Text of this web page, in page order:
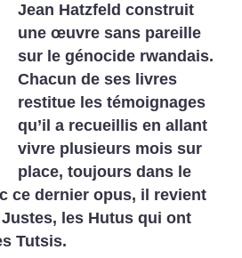
Jean Hatzfeld construit
une œuvre sans pareille
sur le génocide rwandais.
Chacun de ses livres
restitue les témoignages
qu’il a recueillis en allant
vivre plusieurs mois sur
place, toujours dans le
ce dernier opus, il revient
les Hutus qui ont
Tutsis.